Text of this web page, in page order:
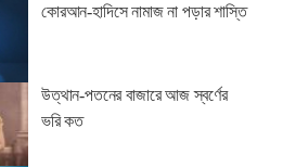
কোরআন-হাদিসে নামাজ না পড়ার শাস্তি
উত্থান-পতনের বাজারে আজ স্বর্ণের
ভরি কত